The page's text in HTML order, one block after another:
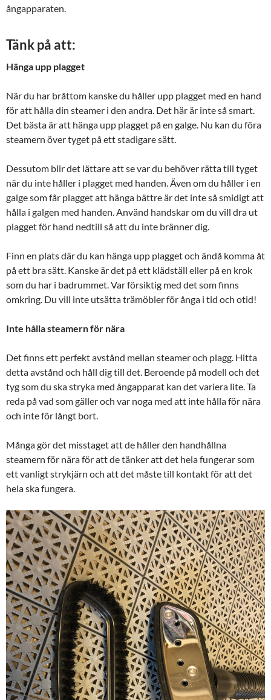
ångapparaten.
Tänk på att:
Hänga upp plagget
När du har bråttom kanske du håller upp plagget med en hand
för att hålla din steamer i den andra. Det här är inte så smart.
Det bästa är att hänga upp plagget på en galge. Nu kan du föra
steamern över tyget på ett stadigare sätt.
Dessutom blir det lättare att se var du behöver rätta till tyget
när du inte håller i plagget med handen. Även om du håller i en
galge som får plagget att hänga bättre är det inte så smidigt att
hålla i galgen med handen. Använd handskar om du vill dra ut
plagget för hand nedtill så att du inte bränner dig.
Finn en plats där du kan hänga upp plagget och ändå komma åt
på ett bra sätt. Kanske är det på ett klädställ eller på en krok
som du har i badrummet. Var försiktig med det som finns
omkring. Du vill inte utsätta trämöbler för ånga i tid och otid!
Inte hålla steamern för nära
Det finns ett perfekt avstånd mellan steamer och plagg. Hitta
detta avstånd och håll dig till det. Beroende på modell och det
tyg som du ska stryka med ångapparat kan det variera lite. Ta
reda på vad som gäller och var noga med att inte hålla för nära
och inte för långt bort.
Många gör det misstaget att de håller den handhållna
steamern för nära för att de tänker att det hela fungerar som
ett vanligt strykjärn och att det måste till kontakt för att det
hela ska fungera.